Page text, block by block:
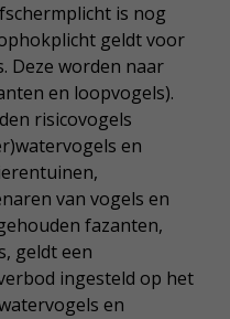
is nog
geldt voor
Deze worden naar
en loopvogels).
risicovogels
en
van vogels en
fazanten,
geldt een
ingesteld op het
en